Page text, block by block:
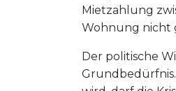
Mietzahlung
Wohnung nicht
Der politische